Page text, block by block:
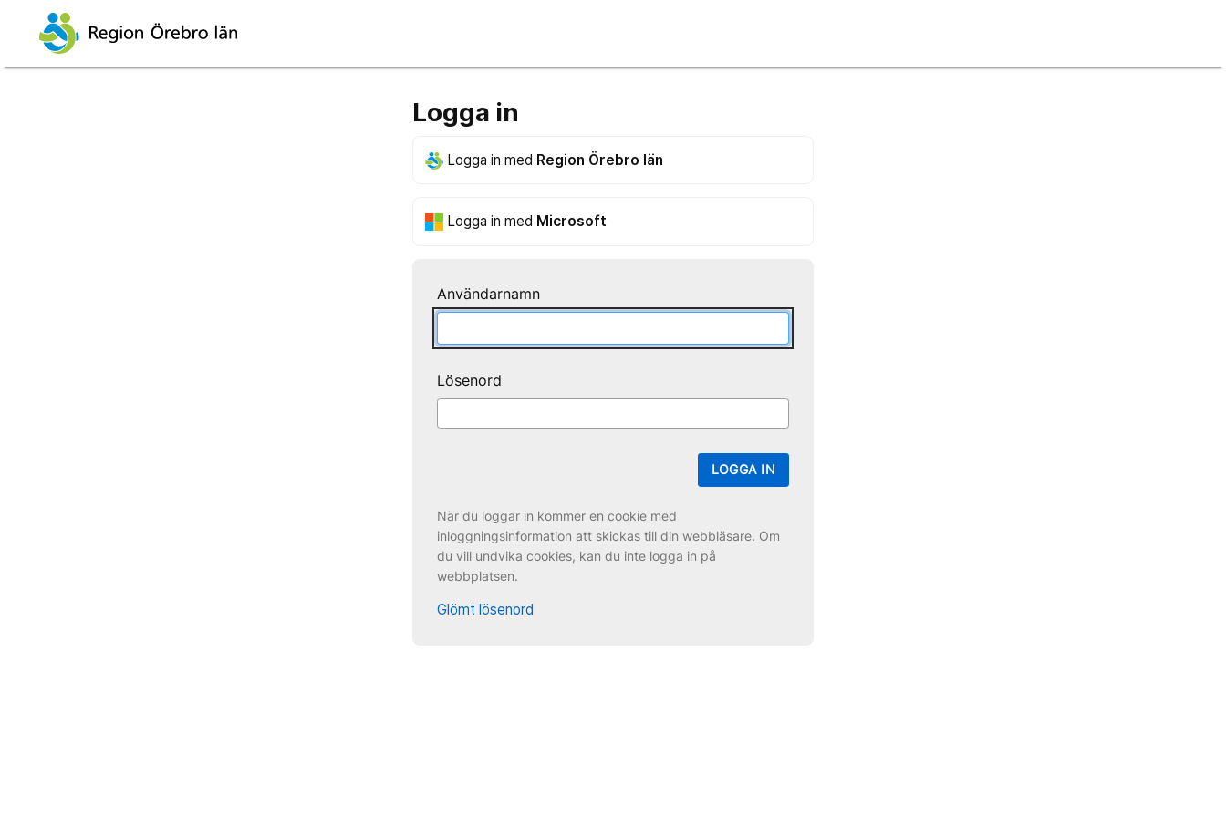
Logga in
Logga in med Region Örebro län
Logga in med Microsoft
Användarnamn
Lösenord
LOGGA IN
När du loggar in kommer en cookie med
inloggningsinformation att skickas till din webbläsare. Om
du vill undvika cookies, kan du inte logga in på
webbplatsen.
Glömt lösenord